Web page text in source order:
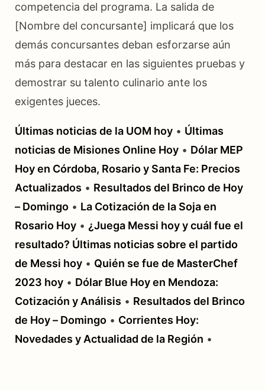
competencia del programa. La salida de
[Nombre del concursante] implicará que los
demás concursantes deban esforzarse aún
más para destacar en las siguientes pruebas y
demostrar su talento culinario ante los
exigentes jueces.
Últimas noticias de la UOM hoy • Últimas
noticias de Misiones Online Hoy • Dólar MEP
Hoy en Córdoba, Rosario y Santa Fe: Precios
Actualizados • Resultados del Brinco de Hoy
– Domingo • La Cotización de la Soja en
Rosario Hoy • ¿Juega Messi hoy y cuál fue el
resultado? Últimas noticias sobre el partido
de Messi hoy • Quién se fue de MasterChef
2023 hoy • Dólar Blue Hoy en Mendoza:
Cotización y Análisis • Resultados del Brinco
de Hoy – Domingo • Corrientes Hoy:
Novedades y Actualidad de la Región •